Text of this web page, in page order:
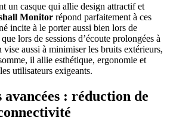
un casque qui allie design attractif et
Monitor répond parfaitement à ces
incite à le porter aussi bien lors de
lors de sessions d’écoute prolongées à
aussi à minimiser les bruits extérieurs,
il allie esthétique, ergonomie et
utilisateurs exigeants.
: réduction de